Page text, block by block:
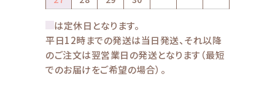
は定休日となります。
平日12時までの発送は当日発送、それ以降
のご注文は翌営業日の発送となります（最短
でのお届けをご希望の場合）。